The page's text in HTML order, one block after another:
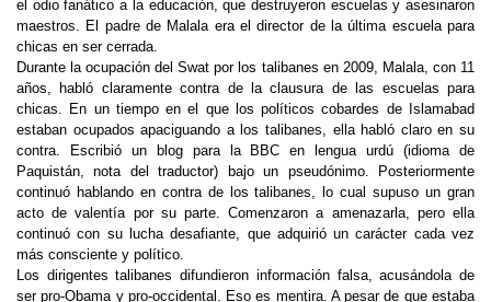
el odio fanático a la educación, que destruyeron escuelas y asesinaron
maestros. El padre de Malala era el director de la última escuela para
chicas en ser cerrada.
Durante la ocupación del Swat por los talibanes en 2009, Malala, con 11
años, habló claramente contra de la clausura de las escuelas para
chicas. En un tiempo en el que los políticos cobardes de Islamabad
estaban ocupados apaciguando a los talibanes, ella habló claro en su
contra. Escribió un blog para la BBC en lengua urdú (idioma de
Paquistán, nota del traductor) bajo un pseudónimo. Posteriormente
continuó hablando en contra de los talibanes, lo cual supuso un gran
acto de valentía por su parte. Comenzaron a amenazarla, pero ella
continuó con su lucha desafiante, que adquirió un carácter cada vez
más consciente y político.
Los dirigentes talibanes difundieron información falsa, acusándola de
ser pro-Obama y pro-occidental. Eso es mentira. A pesar de que estaba